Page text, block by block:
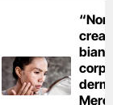
“Non